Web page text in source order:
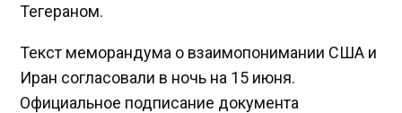
Тегераном.
Текст меморандума о взаимопонимании США и
Иран согласовали в ночь на 15 июня.
Официальное подписание документа